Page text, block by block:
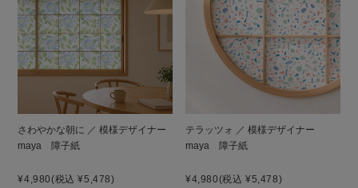
さわやかな朝に ／ 模様デザイナー
maya 障子紙
¥4,980(税込 ¥5,478)
テラッツォ ／ 模様デザイナー
maya 障子紙
¥4,980(税込 ¥5,478)